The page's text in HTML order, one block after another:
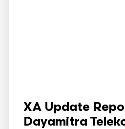
XA Update
Dayamitra